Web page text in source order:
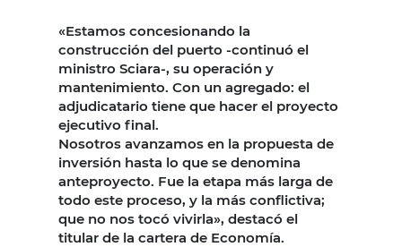
«Estamos concesionando la
construcción del puerto -continuó el
ministro Sciara-, su operación y
mantenimiento. Con un agregado: el
adjudicatario tiene que hacer el proyecto
ejecutivo final.
Nosotros avanzamos en la propuesta de
inversión hasta lo que se denomina
anteproyecto. Fue la etapa más larga de
todo este proceso, y la más conflictiva;
que no nos tocó vivirla», destacó el
titular de la cartera de Economía.